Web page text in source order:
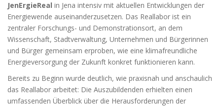
JenErgieReal in Jena intensiv mit aktuellen Entwicklungen der
Energiewende auseinanderzusetzen. Das Reallabor ist ein
zentraler Forschungs- und Demonstrationsort, an dem
Wissenschaft, Stadtverwaltung, Unternehmen und Bürgerinnen
und Bürger gemeinsam erproben, wie eine klimafreundliche
Energieversorgung der Zukunft konkret funktionieren kann.
Bereits zu Beginn wurde deutlich, wie praxisnah und anschaulich
das Reallabor arbeitet: Die Auszubildenden erhielten einen
umfassenden Überblick über die Herausforderungen der